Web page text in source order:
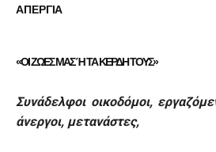
Α Π Ε Ρ Γ Ι Α
«ΟΙ ΖΩΕΣ ΜΑΣ Ή ΤΑ ΚΕΡΔΗ ΤΟΥΣ»
Συνάδελφοι οικοδόμοι,
άνεργοι, μετανάστες,